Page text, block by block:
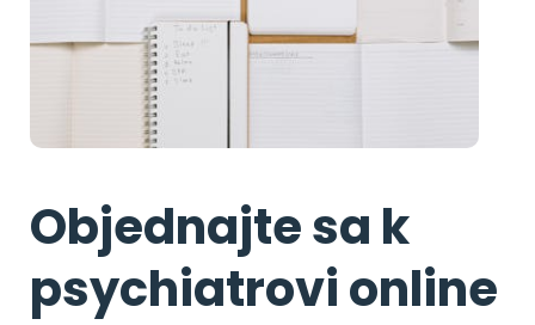
Objednajte sa k
psychiatrovi online